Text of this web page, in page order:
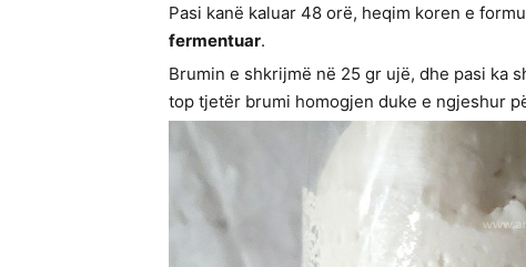
Pasi kanë kaluar 48 orë, heqim koren e
fermentuar.
Brumin e shkrijmë në 25 gr ujë, dhe pasi ka
top tjetër brumi homogjen duke e ngjeshur